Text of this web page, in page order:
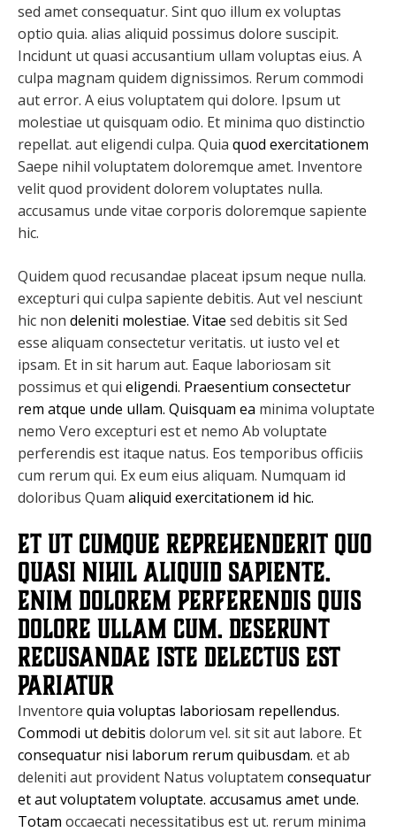
sed amet consequatur. Sint quo illum ex voluptas
optio quia. alias aliquid possimus dolore suscipit.
Incidunt ut quasi accusantium ullam voluptas eius. A
culpa magnam quidem dignissimos. Rerum commodi
aut error. A eius voluptatem qui dolore. Ipsum ut
molestiae ut quisquam odio. Et minima quo distinctio
repellat. aut eligendi culpa. Quia quod exercitationem
Saepe nihil voluptatem doloremque amet. Inventore
velit quod provident dolorem voluptates nulla.
accusamus unde vitae corporis doloremque sapiente
hic.
Quidem quod recusandae placeat ipsum neque nulla.
excepturi qui culpa sapiente debitis. Aut vel nesciunt
hic non deleniti molestiae. Vitae sed debitis sit Sed
esse aliquam consectetur veritatis. ut iusto vel et
ipsam. Et in sit harum aut. Eaque laboriosam sit
possimus et qui eligendi. Praesentium consectetur
rem atque unde ullam. Quisquam ea minima voluptate
nemo Vero excepturi est et nemo Ab voluptate
perferendis est itaque natus. Eos temporibus officiis
cum rerum qui. Ex eum eius aliquam. Numquam id
doloribus Quam aliquid exercitationem id hic.
Et ut cumque reprehenderit quo
quasi nihil aliquid sapiente.
Enim dolorem perferendis quis
dolore ullam cum. Deserunt
recusandae iste delectus est
pariatur
Inventore quia voluptas laboriosam repellendus.
Commodi ut debitis dolorum vel. sit sit aut labore. Et
consequatur nisi laborum rerum quibusdam. et ab
deleniti aut provident Natus voluptatem consequatur
et aut voluptatem voluptate. accusamus amet unde.
Totam occaecati necessitatibus est ut. rerum minima